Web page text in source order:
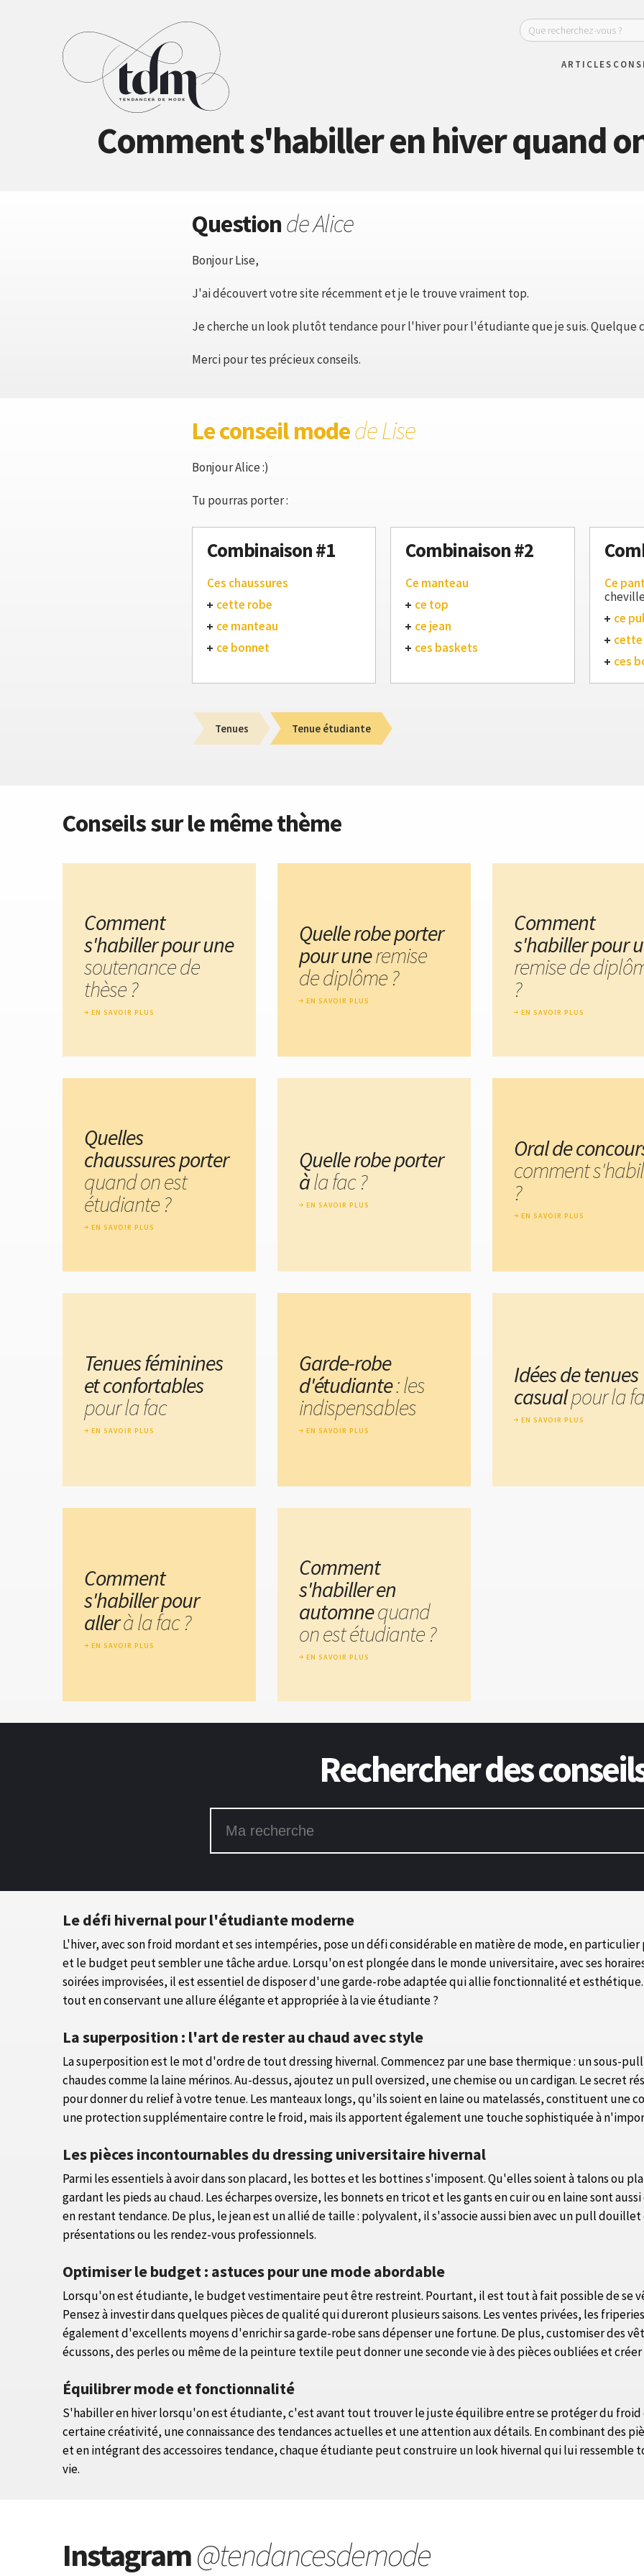
ARTICLES
Comment s'habiller en hiver quand
Questionde Alice
Bonjour Lise,
J'ai découvert votre site récemment et je le trouve vraiment top.
Je cherche un look plutôt tendance pour l'hiver pour l'étudiante que je suis. Quelque
Merci pour tes précieux conseils.
Le conseil modede Lise
Bonjour Alice :)
Tu pourras porter :
Combinaison #1
Ces chaussures
cette robe
ce manteau
ce bonnet
Combinaison #2
Ce manteau
ce top
ce jean
ces baskets
Ce
ce
ces
Tenues Tenue étudiante
Le défi hivernal pour l'étudiante moderne
L'hiver, avec son froid mordant et ses intempéries, pose un défi considérable en matière de mode, en
et le budget peut sembler une tâche ardue. Lorsqu'on est plongée dans le monde universitaire, avec ses
soirées improvisées, il est essentiel de disposer d'une garde-robe adaptée qui allie fonctionnalité et
tout en conservant une allure élégante et appropriée à la vie étudiante ?
La superposition : l'art de rester au chaud avec style
La superposition est le mot d'ordre de tout dressing hivernal. Commencez par une base thermique : un sous-
chaudes comme la laine mérinos. Au-dessus, ajoutez un pull oversized, une chemise ou un cardigan. Le secret
pour donner du relief à votre tenue. Les manteaux longs, qu'ils soient en laine ou matelassés, constituent une
une protection supplémentaire contre le froid, mais ils apportent également une touche sophistiquée à
Les pièces incontournables du dressing universitaire hivernal
Parmi les essentiels à avoir dans son placard, les bottes et les bottines s'imposent. Qu'elles soient à talons ou
gardant les pieds au chaud. Les écharpes oversize, les bonnets en tricot et les gants en cuir ou en laine sont
en restant tendance. De plus, le jean est un allié de taille : polyvalent, il s'associe aussi bien avec un pull
présentations ou les rendez-vous professionnels.
Optimiser le budget : astuces pour une mode abordable
Lorsqu'on est étudiante, le budget vestimentaire peut être restreint. Pourtant, il est tout à fait possible de se
Pensez à investir dans quelques pièces de qualité qui dureront plusieurs saisons. Les ventes privées, les
également d'excellents moyens d'enrichir sa garde-robe sans dépenser une fortune. De plus, customiser des
écussons, des perles ou même de la peinture textile peut donner une seconde vie à des pièces oubliées et
Équilibrer mode et fonctionnalité
S'habiller en hiver lorsqu'on est étudiante, c'est avant tout trouver le juste équilibre entre se protéger du froid
certaine créativité, une connaissance des tendances actuelles et une attention aux détails. En combinant des
et en intégrant des accessoires tendance, chaque étudiante peut construire un look hivernal qui lui
vie.
Conseils sur le même thème
Comment
s'habiller pour une
soutenance de
thèse ?
EN SAVOIR PLUS
Quelle robe porter
pour uneremise
de diplôme ?
EN SAVOIR PLUS
Comment
s'habiller pour
remise de
?
EN SAVOIR PLUS
Quelles
chaussures porter
quand on est
étudiante ?
EN SAVOIR PLUS
Quelle robe porter
àla fac ?
EN SAVOIR PLUS
Oral de
comment
?
EN SAVOIR PLUS
Tenues féminines
et confortables
pour la fac
EN SAVOIR PLUS
Garde-robe
d'étudiante: les
indispensables
EN SAVOIR PLUS
Idées de tenues
casualpour la
EN SAVOIR PLUS
Comment
s'habiller pour
allerà la fac ?
EN SAVOIR PLUS
Comment
s'habiller en
automnequand
on est étudiante ?
EN SAVOIR PLUS
Rechercher des
Instagram@tendancesdemode